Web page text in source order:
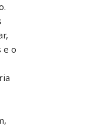
e o